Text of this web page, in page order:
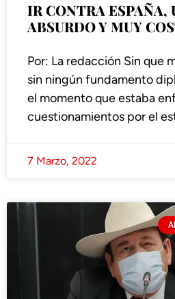
IR CONTRA ESPAÑA,
ABSURDO Y MUY
Por: La redacción Sin que
sin ningún fundamento
el momento que estaba
cuestionamientos por el
7 Marzo, 2022